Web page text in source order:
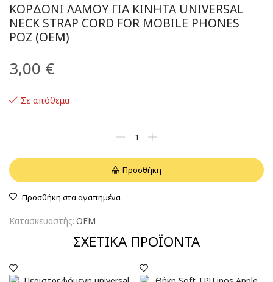
ΚΟΡΔΌΝΙ ΛΑΜΟΎ ΓΙΑ ΚΙΝΗΤΆ UNIVERSAL
NECK STRAP CORD FOR MOBILE PHONES
ΡΟΖ (OEM)
3,00 €
Σε απόθεμα
Προσθήκη
Προσθήκη στα αγαπημένα
Κατασκευαστής: OEM
ΣΧΕΤΙΚΆ ΠΡΟΪΌΝΤΑ